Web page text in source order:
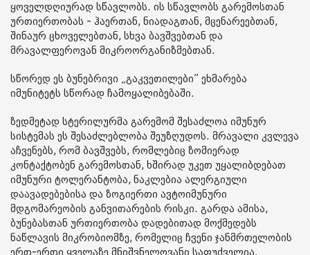
ყოველდღიურად სწავლობს. ის სწავლობს გარემოსთან
ურთიერთობას - ჰაერთან, ნიადაგთან, მცენარეებთან,
შინაურ ცხოველებთან, სხვა ბავშვებთან და
მრავალფეროვან მიკროორგანიზმებთან.
სწორედ ეს ბუნებრივი „გაკვეთილები” ეხმარება
იმუნიტეტს სწორად ჩამოყალიბებაში.
ზედმეტად სტერილურმა გარემომ შესაძლოა იმუნურ
სისტემას ეს შესაძლებლობა შეუზღუდოს. მრავალი კვლევა
აჩვენებს, რომ ბავშვებს, რომლებიც ზომიერად
კონტაქტობენ გარემოსთან, ხშირად უკეთ უყალიბდებათ
იმუნური ტოლერანტობა, ნაკლებია ალერგიული
დაავადებებისა და ზოგიერთი ავტოიმუნური
მდგომარეობის განვითარების რისკი. გარდა ამისა,
ბუნებასთან ურთიერთობა დადებითად მოქმედებს
ნაწლავის მიკრობიომზე, რომელიც ჩვენი ჯანმრთელობის
ერთ-ერთი ყველაზე მნიშვნელოვანი საფუძველია.